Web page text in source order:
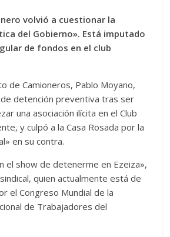
volvió a cuestionar la
del Gobierno». Está imputado
de fondos en el club
de Camioneros, Pablo Moyano,
detención preventiva tras ser
una asociación ilícita en el Club
y culpó a la Casa Rosada por la
en su contra.
el show de detenerme en Ezeiza»,
quien actualmente está de
el Congreso Mundial de la
de Trabajadores del